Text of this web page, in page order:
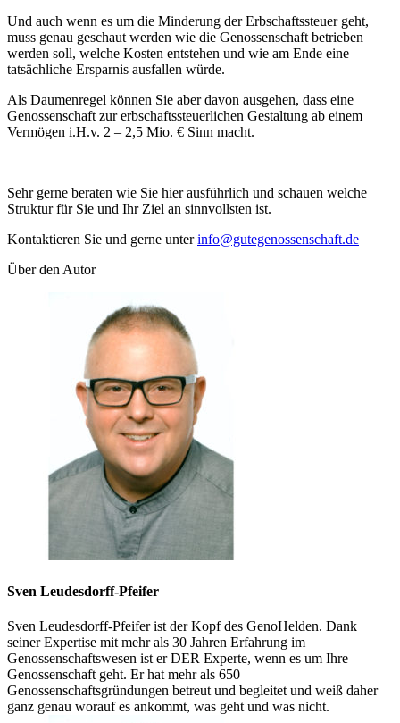
Und auch wenn es um die Minderung der Erbschaftssteuer geht,
muss genau geschaut werden wie die Genossenschaft betrieben
werden soll, welche Kosten entstehen und wie am Ende eine
tatsächliche Ersparnis ausfallen würde.
Als Daumenregel können Sie aber davon ausgehen, dass eine
Genossenschaft zur erbschaftssteuerlichen Gestaltung ab einem
Vermögen i.H.v. 2 – 2,5 Mio. € Sinn macht.
Sehr gerne beraten wie Sie hier ausführlich und schauen welche
Struktur für Sie und Ihr Ziel an sinnvollsten ist.
Kontaktieren Sie und gerne unterinfo@gutegenossenschaft.de
Über den Autor
Sven Leudesdorff-Pfeifer
Sven Leudesdorff-Pfeifer ist der Kopf des GenoHelden. Dank
seiner Expertise mit mehr als 30 Jahren Erfahrung im
Genossenschaftswesen ist er DER Experte, wenn es um Ihre
Genossenschaft geht. Er hat mehr als 650
Genossenschaftsgründungen betreut und begleitet und weiß daher
ganz genau worauf es ankommt, was geht und was nicht.